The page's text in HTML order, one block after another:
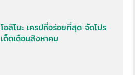
โอลิโนะ เครปที่อร่อยที่สุด จัดโปร
เด็ดเดือนสิงหาคม